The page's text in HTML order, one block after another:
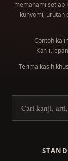
memahami setiap
kunyomi, urutan
Contoh
Terima kasih
Cari kanji